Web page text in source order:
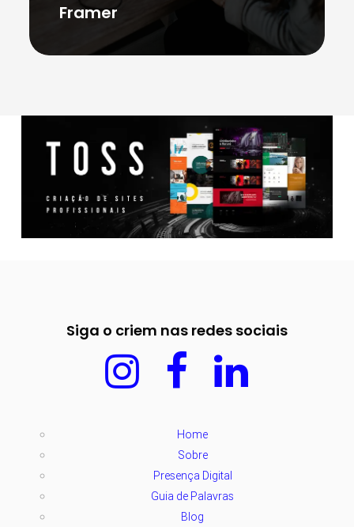
Framer
Siga o criem nas redes sociais
Home
Sobre
Presença Digital
Guia de Palavras
Blog